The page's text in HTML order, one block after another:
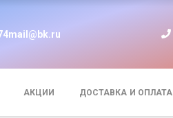
АКЦИИ ДОСТАВКА И ОПЛАТА